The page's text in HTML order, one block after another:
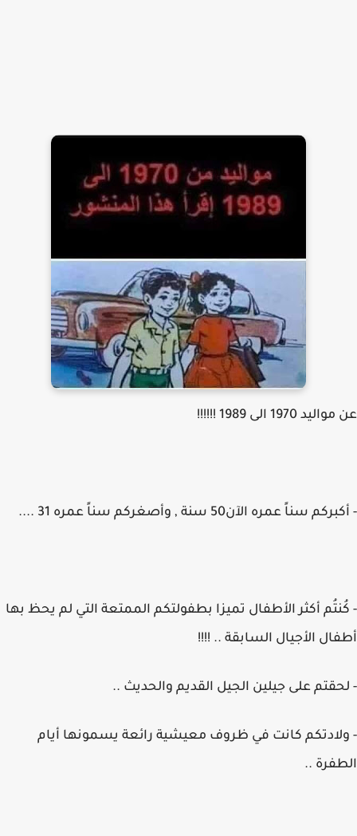
عن مواليد 1970 الى 1989 !!!!!!
- أكبركم سناً عمره الآن50 سنة , وأصغركم سناً عمره 31 ....
- كُنتُم أكثر الأطفال تميزا بطفولتكم الممتعة التي لم يحظ بها
أطفال الأجيال السابقة .. !!!!
- لحقتم على جيلين الجيل القديم والحديث ..
- ولادتكم كانت في ظروف معيشية رائعة يسمونها أيام
الطفرة ..